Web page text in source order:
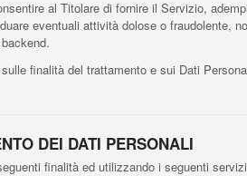
al Titolare di fornire il Servizio,
eventuali attività dolose o fraudolente,
finalità del trattamento e sui Dati
DEI DATI PERSONALI
finalità ed utilizzando i seguenti